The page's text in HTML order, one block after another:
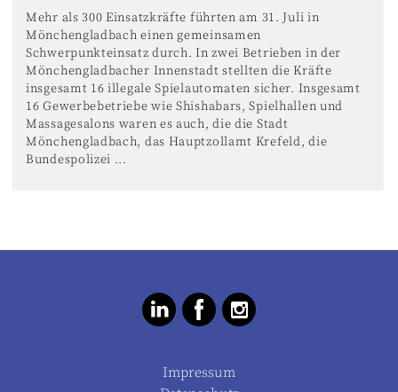
Mehr als 300 Einsatzkräfte führten am 31. Juli in
Mönchengladbach einen gemeinsamen
Schwerpunkteinsatz durch. In zwei Betrieben in der
Mönchengladbacher Innenstadt stellten die Kräfte
insgesamt 16 illegale Spielautomaten sicher. Insgesamt
16 Gewerbebetriebe wie Shishabars, Spielhallen und
Massagesalons waren es auch, die die Stadt
Mönchengladbach, das Hauptzollamt Krefeld, die
Bundespolizei ...
Impressum